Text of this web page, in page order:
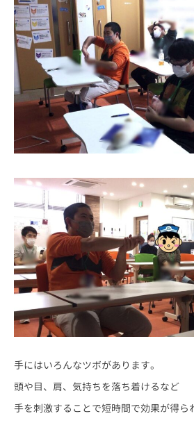
手にはいろんなツボがあります。
頭や目、肩、気持ちを落ち着けるなど
手を刺激することで短時間で効果が得ら